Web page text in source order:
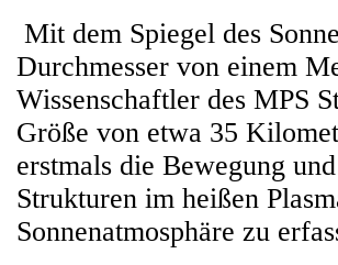
Mit dem Spiegel des
Durchmesser von einem
Wissenschaftler des MPS
Größe von etwa 35
erstmals die Bewegung
Strukturen im heißen
Sonnenatmosphäre zu